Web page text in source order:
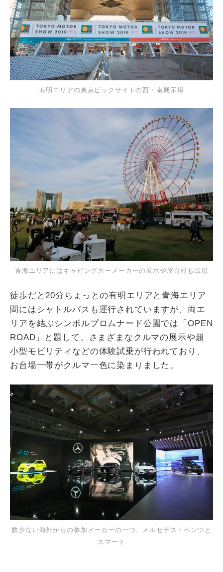
有明エリアの東京ビックサイトの西・南展示場
青海エリアにはキャピングカーメーカーの展示や屋台村も出現
徒歩だと20分ちょっとの有明エリアと青海エリア
間にはシャトルバスも運行されていますが、両エ
リアを結ぶシンボルプロムナード公園では「OPEN
ROAD」と題して、さまざまなクルマの展示や超
小型モビリティなどの体験試乗が行われており、
お台場一帯がクルマ一色に染まりました。
数少ない海外からの参加メーカーの一つ、メルセデス・ベンツと
スマート